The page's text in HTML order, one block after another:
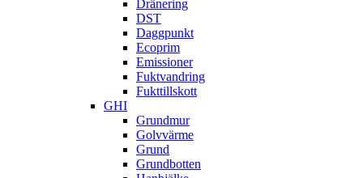
Dränering
DST
Daggpunkt
Ecoprim
Emissioner
Fuktvandring
Fukttillskott
GHI
Grundmur
Golvvärme
Grund
Grundbotten